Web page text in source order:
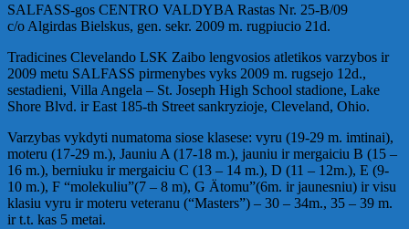
SALFASS-gos CENTRO VALDYBA Rastas Nr. 25-B/09
c/o Algirdas Bielskus, gen. sekr. 2009 m. rugpiucio 21d.
Tradicines Clevelando LSK Zaibo lengvosios atletikos varzybos ir
2009 metu SALFASS pirmenybes vyks 2009 m. rugsejo 12d.,
sestadieni, Villa Angela – St. Joseph High School stadione, Lake
Shore Blvd. ir East 185-th Street sankryzioje, Cleveland, Ohio.
Varzybas vykdyti numatoma siose klasese: vyru (19-29 m. imtinai),
moteru (17-29 m.), Jauniu A (17-18 m.), jauniu ir mergaiciu B (15 –
16 m.), berniuku ir mergaiciu C (13 – 14 m.), D (11 – 12m.), E (9-
10 m.), F “molekuliu”(7 – 8 m), G Ätomu”(6m. ir jaunesniu) ir visu
klasiu vyru ir moteru veteranu (“Masters”) – 30 – 34m., 35 – 39 m.
ir t.t. kas 5 metai.